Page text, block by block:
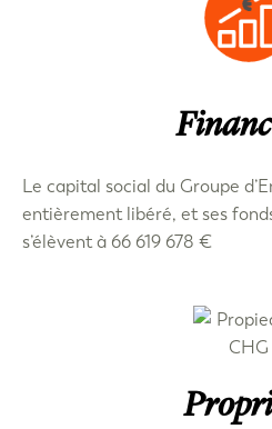
Le capital social du Groupe
entièrement libéré, et ses
s’élèvent à 66 619 678 €